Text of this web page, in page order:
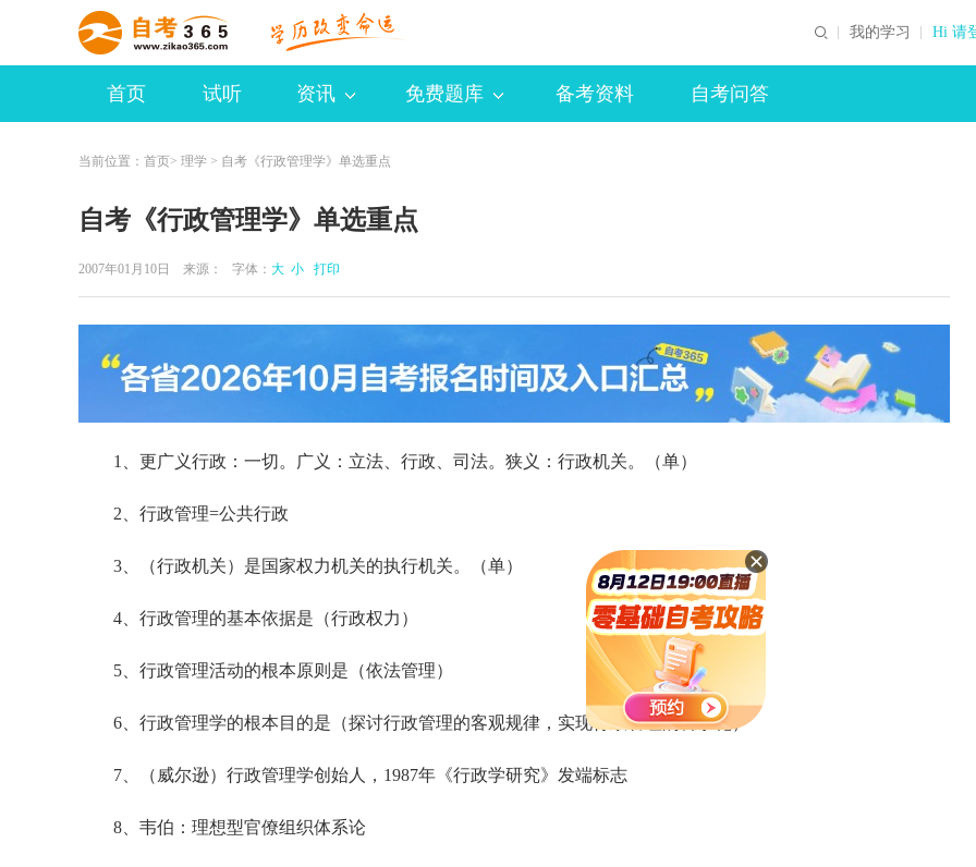
我的学习 Hi 请
首页 试听 资讯 免费题库 备考资料 自考问答
当前位置： 首页> 理学 > 自考《行政管理学》单选重点
自考《行政管理学》单选重点
2007年01月10日 来源： 字体： 大 小 打印
1、更广义行政：一切。广义：立法、行政、司法。狭义：行政机关。（单）
2、行政管理=公共行政
3、（行政机关）是国家权力机关的执行机关。（单）
4、行政管理的基本依据是（行政权力）
5、行政管理活动的根本原则是（依法管理）
6、行政管理学的根本目的是（探讨行政管理的客观规律，实现行政管理的科学化）
7、（威尔逊）行政管理学创始人，1987年《行政学研究》发端标志
8、韦伯：理想型官僚组织体系论